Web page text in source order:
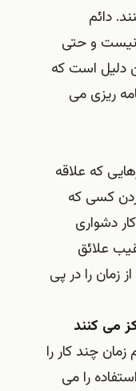
دائم
نیست و حتی
دلیل است که
ریزی می
که علاقه
کسی که
دشواری
علائق
زمان را در پی
می کنند
چند کار را
را می